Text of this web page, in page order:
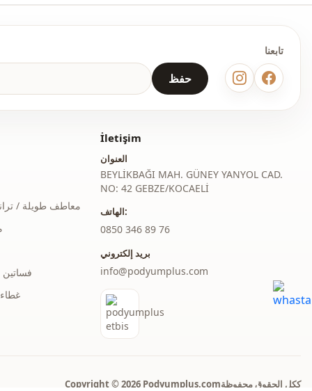
سحاب
جيب مزدوج
سحَّاب
كم مختلف
حفظ
تابعنا
معاطف طويلة /
فساتين
İletişim
العنوان
BEYLİKBAĞI MAH. GÜNEY YANYOL CAD.
NO: 42 GEBZE/KOCAELİ
الهاتف:
‎0850 346 89 76
بريد إلكتروني
info@podyumplus.com
Copyright © 2026 Podyumplus.comككل الحقوق محفوظة